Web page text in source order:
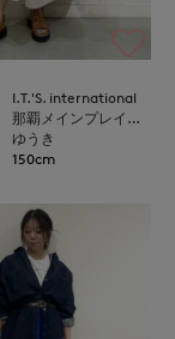
I.T.'S. international
那覇メインプレイスI.T.'S.international
ゆうき
150cm